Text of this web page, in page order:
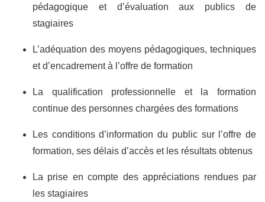
pédagogique et d’évaluation aux publics de
stagiaires
L’adéquation des moyens pédagogiques, techniques
et d’encadrement à l’offre de formation
La qualification professionnelle et la formation
continue des personnes chargées des formations
Les conditions d’information du public sur l’offre de
formation, ses délais d’accès et les résultats obtenus
La prise en compte des appréciations rendues par
les stagiaires